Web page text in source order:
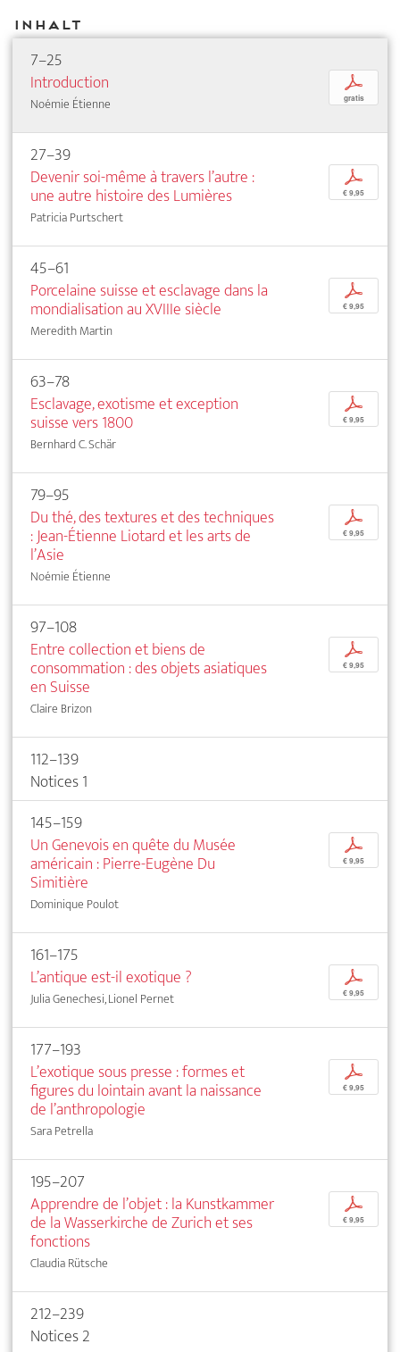
Inhalt
7–25
Introduction
Noémie Étienne
p
gratis
27–39
Devenir soi-même à travers l’autre :
une autre histoire des Lumières
Patricia Purtschert
p
€ 9,95
45–61
Porcelaine suisse et esclavage dans la
mondialisation au XVIIIe siècle
Meredith Martin
p
€ 9,95
63–78
Esclavage, exotisme et exception
suisse vers 1800
Bernhard C. Schär
p
€ 9,95
79–95
Du thé, des textures et des techniques
: Jean-Étienne Liotard et les arts de
l’Asie
Noémie Étienne
p
€ 9,95
97–108
Entre collection et biens de
consommation : des objets asiatiques
en Suisse
Claire Brizon
p
€ 9,95
112–139
Notices 1
145–159
Un Genevois en quête du Musée
américain : Pierre-Eugène Du
Simitière
Dominique Poulot
p
€ 9,95
161–175
L’antique est-il exotique ?
Julia Genechesi, Lionel Pernet
p
€ 9,95
177–193
L’exotique sous presse : formes et
figures du lointain avant la naissance
de l’anthropologie
Sara Petrella
p
€ 9,95
195–207
Apprendre de l’objet : la Kunstkammer
de la Wasserkirche de Zurich et ses
fonctions
Claudia Rütsche
p
€ 9,95
212–239
Notices 2